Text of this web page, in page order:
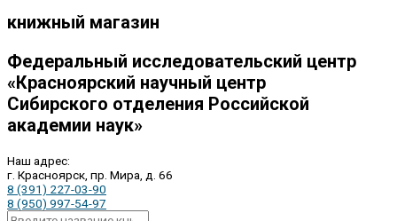
книжный магазин
Федеральный исследовательский центр
«Красноярский научный центр
Сибирского отделения Российской
академии наук»
Наш адрес:
г. Красноярск, пр. Мира, д. 66
8 (391) 227-03-90
8 (950) 997-54-97